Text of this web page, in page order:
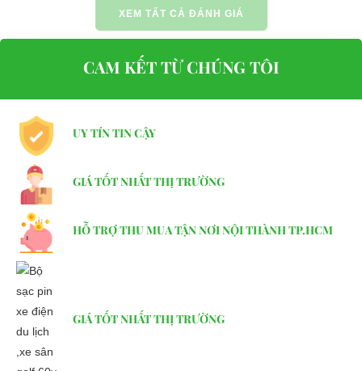
cho xe hoặc có vấn đề gì cần được hỗ trợ, quý khách vui lòng liên
LIÊN HỆ CÔNG TY: Công ty TNHH TM DV XNK
Thủ Đức, TP.HCM
Điện thoại: 08 68 100 260 ( Châu ) - 093 211 3677 ( Phú )
E-mail:phuhuynhkd@gmail.com
Website: xediendulich.com
Website:
XEM TẤT CẢ ĐÁNH GIÁ
CAM KẾT TỪ CHÚNG TÔI
UY TÍN TIN CẬY
GIÁ TỐT NHẤT THỊ TRƯỜNG
HỖ TRỢ THU MUA TẬN NƠI NỘI THÀNH TP.HCM
GIÁ TỐT NHẤT THỊ TRƯỜNG